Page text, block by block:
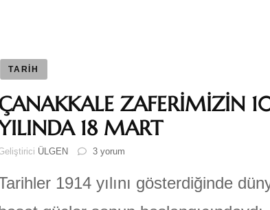
TARİH
ZAFERİMİZİN
18 MART
ÜLGEN
ÇANAKKALE
109.
YILINDA
3 yorum
1914 yılını gösterdiğinde